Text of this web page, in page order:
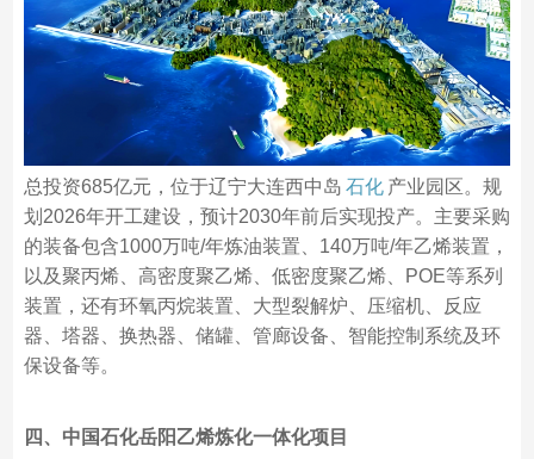
总投资685亿元，位于辽宁大连西中岛 石化 产业园区。规
划2026年开工建设，预计2030年前后实现投产。主要采购
的装备包含1000万吨/年炼油装置、140万吨/年乙烯装置，
以及聚丙烯、高密度聚乙烯、低密度聚乙烯、POE等系列
装置，还有环氧丙烷装置、大型裂解炉、压缩机、反应
器、塔器、换热器、储罐、管廊设备、智能控制系统及环
保设备等。
四、中国石化岳阳乙烯炼化一体化项目